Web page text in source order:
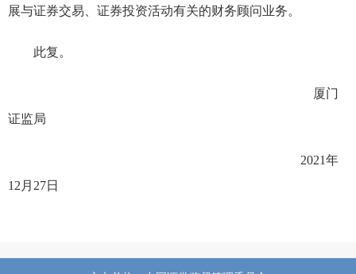
展与证券交易、证券投资活动有关的财务顾问业务。
此复。
厦门
证监局
2021年
12月 27日